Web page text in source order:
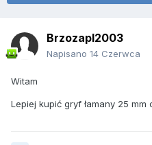
Brzozapl2003
Napisano 14 Czerwca
Witam
Lepiej kupić gryf łamany 25 mm